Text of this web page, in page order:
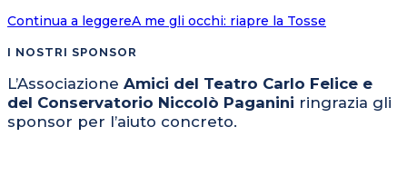
Continua a leggereA me gli occhi: riapre la Tosse
I NOSTRI SPONSOR
L’Associazione Amici del Teatro Carlo Felice e
del Conservatorio Niccolò Paganini ringrazia gli
sponsor per l’aiuto concreto.